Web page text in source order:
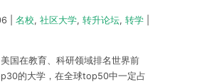
名校, 社区大学, 转升论坛, 转学
国在教育、科研领域排名世界前
的大学，在全球top50中一定占